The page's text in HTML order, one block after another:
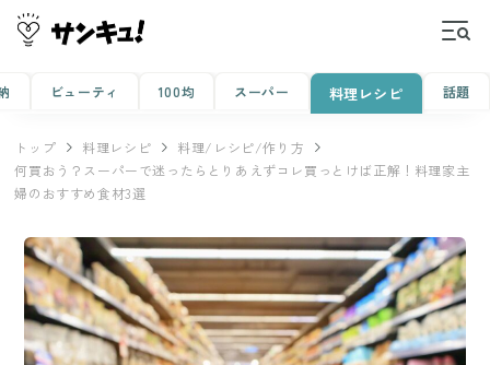
ビューティ 100均 スーパー 料理レシピ 話題
トップ 料理レシピ
料理/レシピ/作り方
何買おう？スーパーで迷ったらとりあえずコレ買っとけば正解！料理家主
婦のおすすめ食材3選